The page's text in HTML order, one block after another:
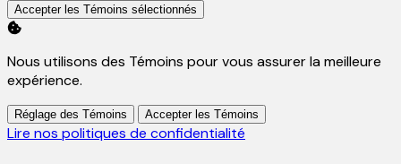
Accepter les Témoins sélectionnés
Nous utilisons des Témoins pour vous assurer la meilleure
expérience.
Réglage des Témoins Accepter les Témoins
Lire nos politiques de confidentialité